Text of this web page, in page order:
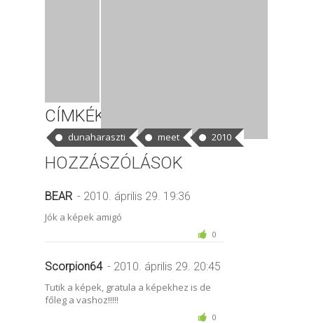
CÍMKÉK
dunaharaszti meet 2010
HOZZÁSZÓLÁSOK
BEAR - 2010. április 29. 19:36
Jók a képek amigó
0
Scorpion64 - 2010. április 29. 20:45
Tutik a képek, gratula a képekhez is de
főleg a vashoz!!!!!
0